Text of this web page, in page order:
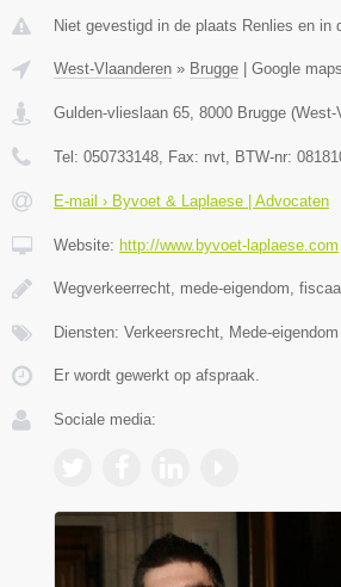
Niet gevestigd in de plaats Renlies en in
West-Vlaanderen » Brugge Google maps
Gulden-vlieslaan 65 8000 Brugge (West-
Tel: 050733148 , Fax: nvt , BTW-nr:
E-mail › Byvoet & Laplaese | Advocaten
Website: http://www.byvoet-laplaese.com
Wegverkeerrecht, mede-eigendom,
Diensten: Verkeersrecht, Mede-eigendom
Er wordt gewerkt op afspraak.
Sociale media: